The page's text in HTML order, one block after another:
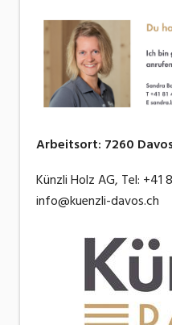
Arbeitsort: 7260
Künzli Holz AG, Tel: +41
info@kuenzli-davos.ch